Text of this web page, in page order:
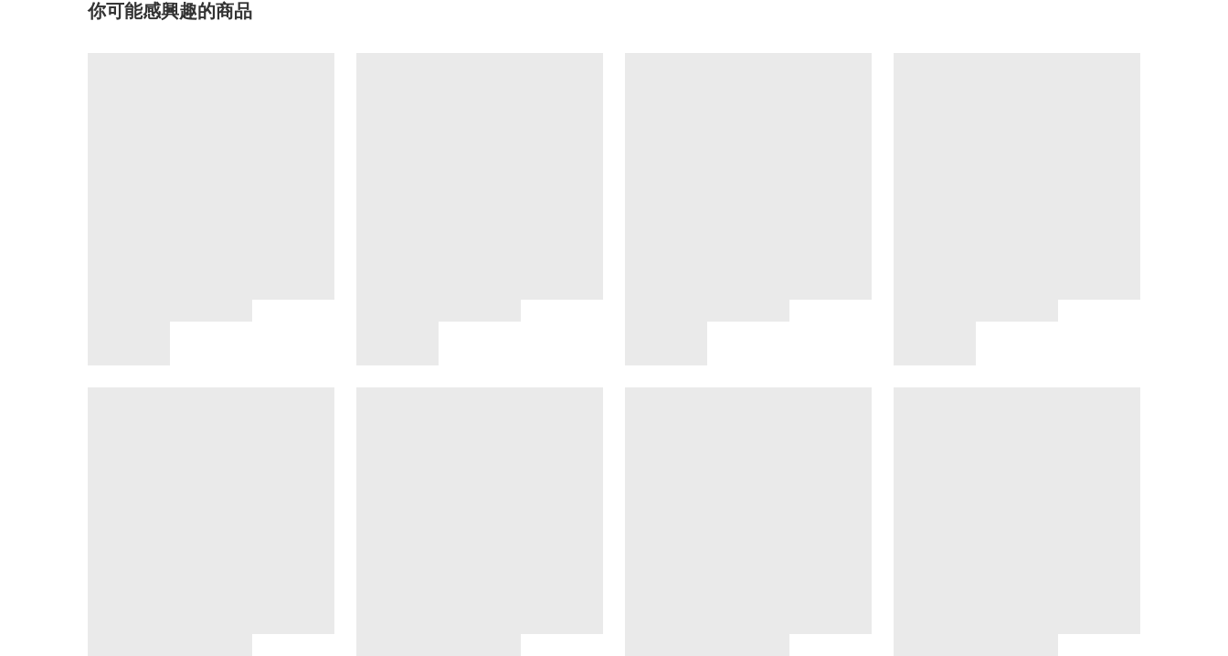
你可能感興趣的商品